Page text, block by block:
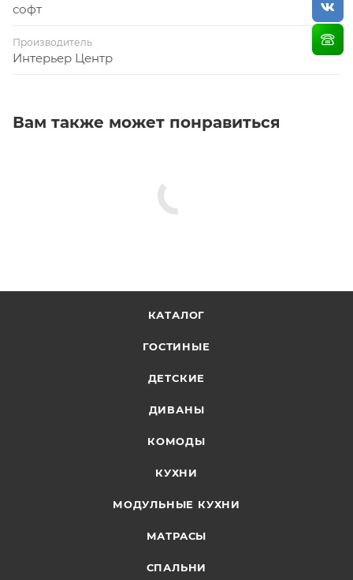
софт
Производитель
Интерьер Центр
Вам также может понравиться
КАТАЛОГ
ГОСТИНЫЕ
ДЕТСКИЕ
ДИВАНЫ
КОМОДЫ
КУХНИ
МОДУЛЬНЫЕ КУХНИ
МАТРАСЫ
СПАЛЬНИ